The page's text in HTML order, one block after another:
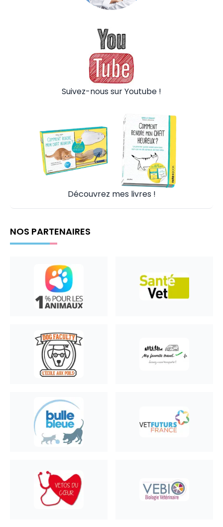
Suivez-nous sur Youtube !
Découvrez mes livres !
NOS PARTENAIRES